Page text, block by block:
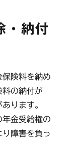
・納付
険料を納め
料の納付が
ります。
金受給権の
障害を負っ